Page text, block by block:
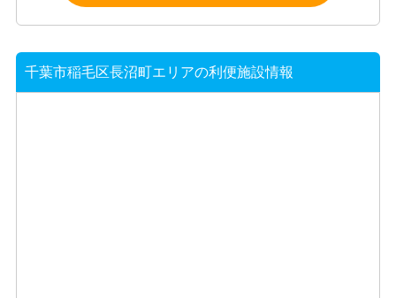
千葉市稲毛区長沼町エリアの利便施設情報